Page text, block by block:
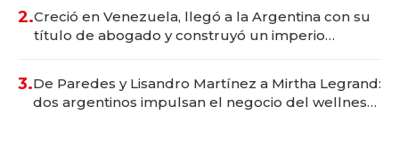
2.Creció en Venezuela, llegó a la Argentina con su
título de abogado y construyó un imperio
3.De Paredes y Lisandro Martínez a Mirtha Legrand:
dos argentinos impulsan el negocio del wellness